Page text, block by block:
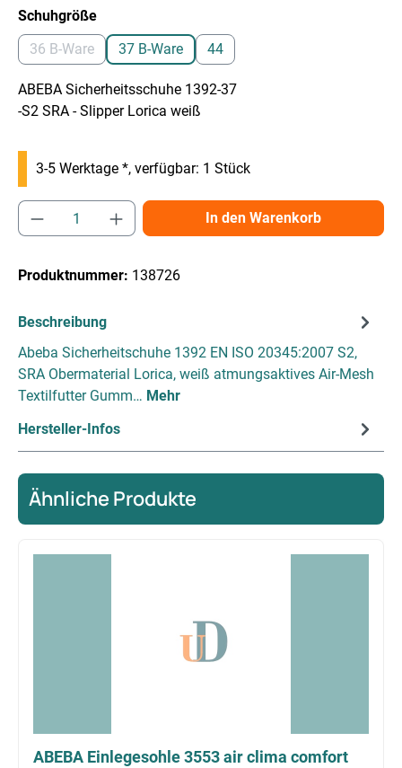
Schuhgrößeauswählen
36 B-Ware
(Diese Option ist zurzeit nicht verfügbar.)
37 B-Ware
(Diese Option ist zurzeit nicht verfügbar.)
44
ABEBA Sicherheitsschuhe 1392-37
-S2 SRA - Slipper Lorica weiß
3-5 Werktage *, verfügbar: 1 Stück
Produkt Anzahl: Gib den gewünschten
In den Warenkorb
Produktnummer: 138726
Beschreibung
Abeba Sicherheitschuhe 1392 EN ISO 20345:2007 S2,
SRA Obermaterial Lorica, weiß atmungsaktives Air-Mesh
Textilfutter Gumm… Mehr
Hersteller-Infos
Ähnliche Produkte
ABEBA Einlegesohle 3553 air clima comfort